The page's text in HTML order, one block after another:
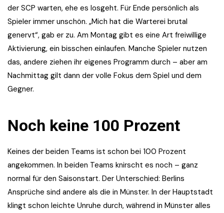
der SCP warten, ehe es losgeht. Für Ende persönlich als
Spieler immer unschön. „Mich hat die Warterei brutal
genervt“, gab er zu. Am Montag gibt es eine Art freiwillige
Aktivierung, ein bisschen einlaufen. Manche Spieler nutzen
das, andere ziehen ihr eigenes Programm durch – aber am
Nachmittag gilt dann der volle Fokus dem Spiel und dem
Gegner.
Noch keine 100 Prozent
Keines der beiden Teams ist schon bei 100 Prozent
angekommen. In beiden Teams knirscht es noch – ganz
normal für den Saisonstart. Der Unterschied: Berlins
Ansprüche sind andere als die in Münster. In der Hauptstadt
klingt schon leichte Unruhe durch, während in Münster alles